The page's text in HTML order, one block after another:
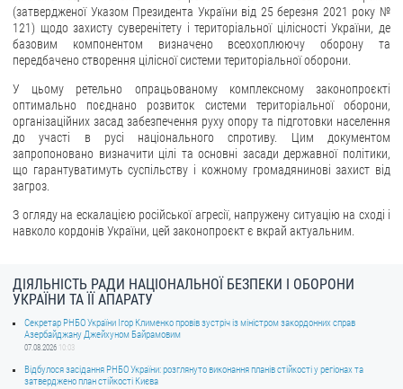
Організація доступу до публічної інформації
Запит на отримання публічної інформації
Облік публічної інформації
Питання запобігання корупції
Публічні закупівлі
Внутрішній аудит
(затвердженої Указом Президента України від 25 березня 2021 року №
121) щодо захисту суверенітету і територіальної цілісності України, де
базовим компонентом визначено всеохоплюючу оборону та
передбачено створення цілісної системи територіальної оборони.
У цьому ретельно опрацьованому комплексному законопроєкті
оптимально поєднано розвиток системи територіальної оборони,
організаційних засад забезпечення руху опору та підготовки населення
до участі в русі національного спротиву. Цим документом
запропоновано визначити цілі та основні засади державної політики,
що гарантуватимуть суспільству і кожному громадянинові захист від
загроз.
З огляду на ескалацією російської агресії, напружену ситуацію на сході і
навколо кордонів України, цей законопроєкт є вкрай актуальним.
ДІЯЛЬНІСТЬ РАДИ НАЦІОНАЛЬНОЇ БЕЗПЕКИ І ОБОРОНИ
УКРАЇНИ ТА ЇЇ АПАРАТУ
Секретар РНБО України Ігор Клименко провів зустріч із міністром закордонних справ
Азербайджану Джейхуном Байрамовим
07.08.2026 10:03
Відбулося засідання РНБО України: розглянуто виконання планів стійкості у регіонах та
затверджено план стійкості Києва